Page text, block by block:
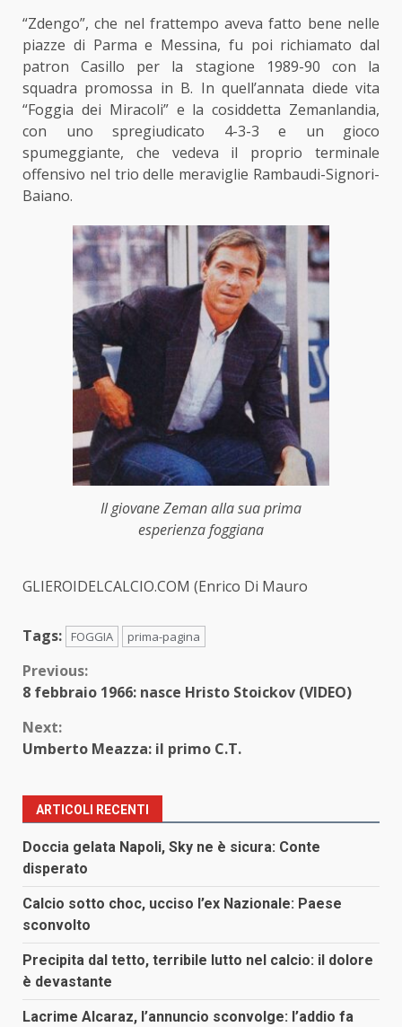
“Zdengo”, che nel frattempo aveva fatto bene nelle
piazze di Parma e Messina, fu poi richiamato dal
patron Casillo per la stagione 1989-90 con la
squadra promossa in B. In quell’annata diede vita
“Foggia dei Miracoli” e la cosiddetta Zemanlandia,
con uno spregiudicato 4-3-3 e un gioco
spumeggiante, che vedeva il proprio terminale
offensivo nel trio delle meraviglie Rambaudi-Signori-
Baiano.
Il giovane Zeman alla sua prima
esperienza foggiana
GLIEROIDELCALCIO.COM (Enrico Di Mauro
Tags: FOGGIA prima-pagina
Continue
Previous:
8 febbraio 1966: nasce Hristo Stoickov (VIDEO)
Next:
Umberto Meazza: il primo C.T.
ARTICOLI RECENTI
Doccia gelata Napoli, Sky ne è sicura: Conte
disperato
Calcio sotto choc, ucciso l’ex Nazionale: Paese
sconvolto
Precipita dal tetto, terribile lutto nel calcio: il dolore
è devastante
Lacrime Alcaraz, l’annuncio sconvolge: l’addio fa